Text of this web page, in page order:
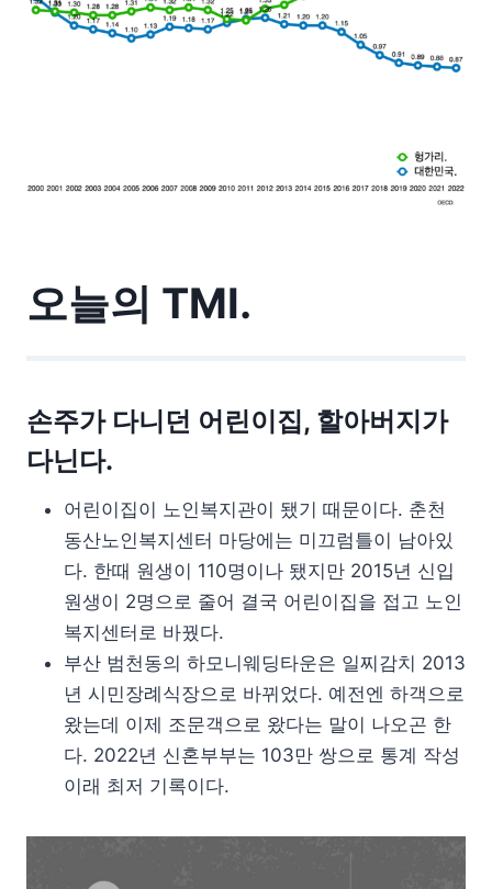
오늘의 TMI.
손주가 다니던 어린이집, 할아버지가
다닌다.
어린이집이 노인복지관이 됐기 때문이다. 춘천
동산노인복지센터 마당에는 미끄럼틀이 남아있
다. 한때 원생이 110명이나 됐지만 2015년 신입
원생이 2명으로 줄어 결국 어린이집을 접고 노인
복지센터로 바꿨다.
부산 범천동의 하모니웨딩타운은 일찌감치 2013
년 시민장례식장으로 바뀌었다. 예전엔 하객으로
왔는데 이제 조문객으로 왔다는 말이 나오곤 한
다. 2022년 신혼부부는 103만 쌍으로 통계 작성
이래 최저 기록이다.